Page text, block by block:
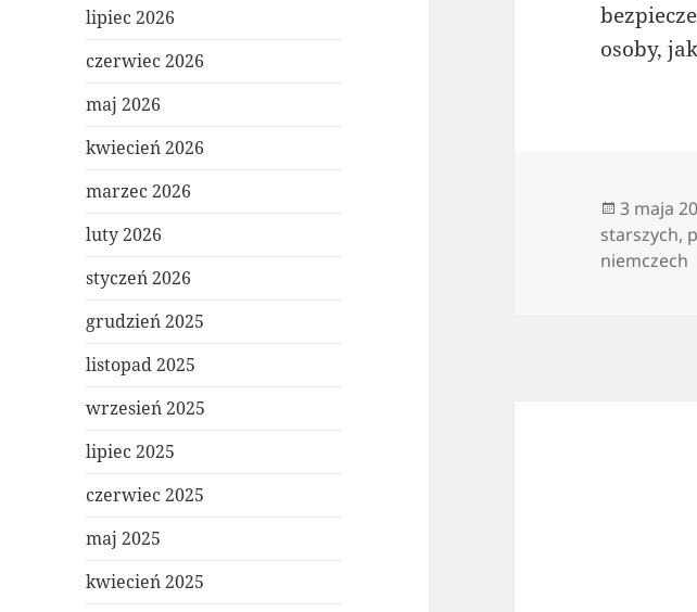
lipiec 2026
czerwiec 2026
maj 2026
kwiecień 2026
marzec 2026
luty 2026
styczeń 2026
grudzień 2025
listopad 2025
wrzesień 2025
lipiec 2025
czerwiec 2025
maj 2025
kwiecień 2025
osoby,
Data
publikacji
3 maja
starszych,
niemczech